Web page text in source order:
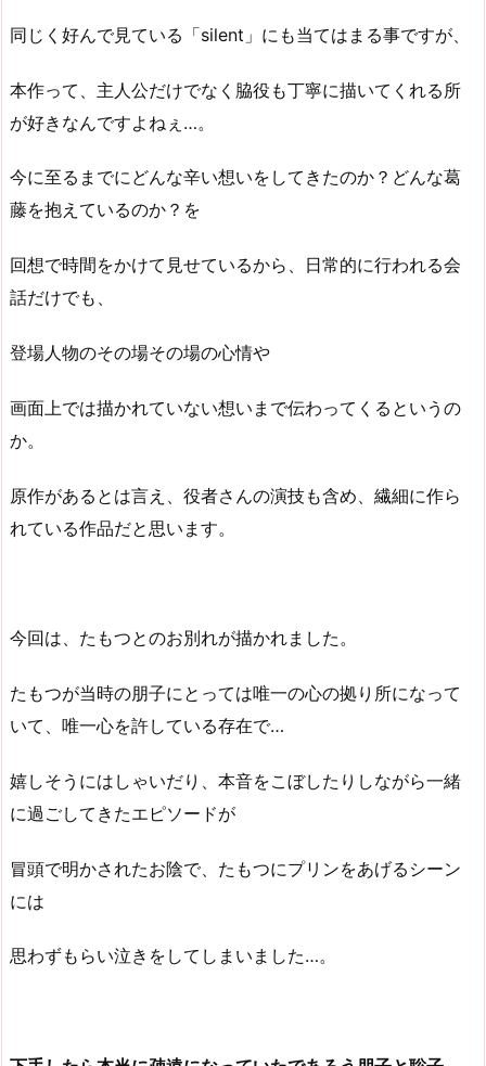
同じく好んで見ている「silent」にも当てはまる事ですが、
本作って、主人公だけでなく脇役も丁寧に描いてくれる所
が好きなんですよねぇ…。
今に至るまでにどんな辛い想いをしてきたのか？どんな葛
藤を抱えているのか？を
回想で時間をかけて見せているから、日常的に行われる会
話だけでも、
登場人物のその場その場の心情や
画面上では描かれていない想いまで伝わってくるというの
か。
原作があるとは言え、役者さんの演技も含め、繊細に作ら
れている作品だと思います。
今回は、たもつとのお別れが描かれました。
たもつが当時の朋子にとっては唯一の心の拠り所になって
いて、唯一心を許している存在で…
嬉しそうにはしゃいだり、本音をこぼしたりしながら一緒
に過ごしてきたエピソードが
冒頭で明かされたお陰で、たもつにプリンをあげるシーン
には
思わずもらい泣きをしてしまいました…。